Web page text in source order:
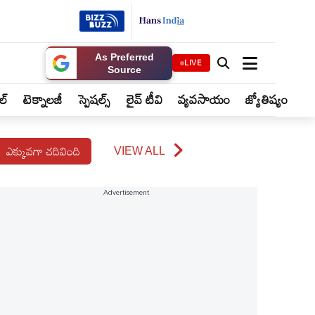
As Preferred
Source
LIVE
టెక్నాలజీ స్పెషల్స్ లైవ్ టీవి వ్యవసాయం జ్యోతిష్యం
ఎక్కువగా చదివింది VIEW ALL
Advertisement